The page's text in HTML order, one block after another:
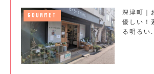
GOURMET
深津町｜
優しい！
る明るい